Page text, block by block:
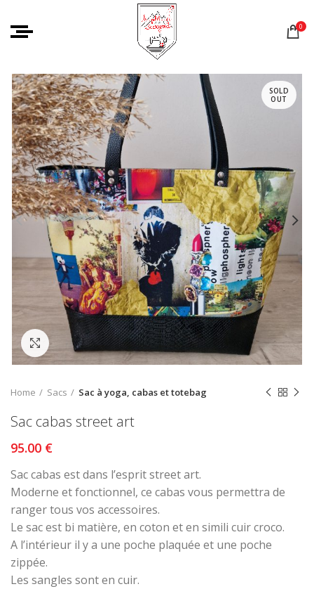
0
SOLD
OUT
Click to enlarge
Home Sacs Sac à yoga, cabas et totebag
Sac cabas street art
€
Sac cabas est dans l’esprit street art.
Moderne et fonctionnel, ce cabas vous permettra de
ranger tous vos accessoires.
Le sac est bi matière, en coton et en simili cuir croco.
A l’intérieur il y a une poche plaquée et une poche
zippée.
Les sangles sont en cuir.